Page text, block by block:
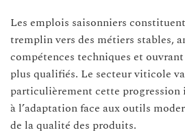
Les emplois saisonniers
tremplin vers des métiers stables,
compétences techniques et ouvrant
plus qualifiés. Le secteur viticole
particulièrement cette progression
à l’adaptation face aux outils
de la qualité des produits.